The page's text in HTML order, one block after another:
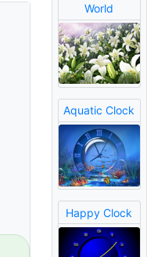
World
Aquatic Clock
Happy Clock